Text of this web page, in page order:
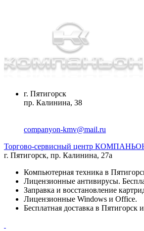
г. Пятигорск
пр. Калинина, 38
companyon-kmv@mail.ru
Торгово-сервисный центр
г. Пятигорск, пр. Калинина, 27а
Компьютерная техника в
Лицензионные антивирусы.
Заправка и восстановление
Лицензионные Windows и Office.
Бесплатная доставка в Пятигорск